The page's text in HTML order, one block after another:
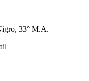
33° M.A.